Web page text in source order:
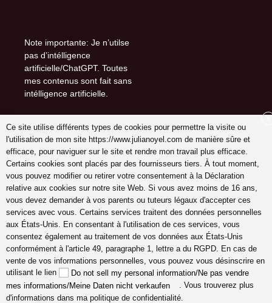
Note importante: Je n’utilse
pas d’intélligence
artificielle/ChatGPT. Toutes
mes contenus sont fait sans
intélligence artificielle.
Suivez-moi sur (-:
youtube
INSTAGRAM
Pinterest
coach en gestion émotions,
communication, relation,
amour véritable Lyon,
Cannes, France en ligne,
hypersensible empathes
Ce site utilise différents types de cookies pour permettre la visite ou
l'utilisation de mon site https://www.julianoyel.com de manière sûre et
efficace, pour naviguer sur le site et rendre mon travail plus efficace.
Certains cookies sont placés par des fournisseurs tiers. À tout moment,
vous pouvez modifier ou retirer votre consentement à la Déclaration
relative aux cookies sur notre site Web. Si vous avez moins de 16 ans,
vous devez demander à vos parents ou tuteurs légaux d'accepter ces
services avec vous. Certains services traitent des données personnelles
aux États-Unis. En consentant à l'utilisation de ces services, vous
consentez également au traitement de vos données aux États-Unis
conformément à l'article 49, paragraphe 1, lettre a du RGPD. En cas de
vente de vos informations personnelles, vous pouvez vous désinscrire en
utilisant le lien
Do not sell my personal information/Ne pas vendre
mes informations/Meine Daten nicht verkaufen
. Vous trouverez plus
d'informations dans ma politique de confidentialité.